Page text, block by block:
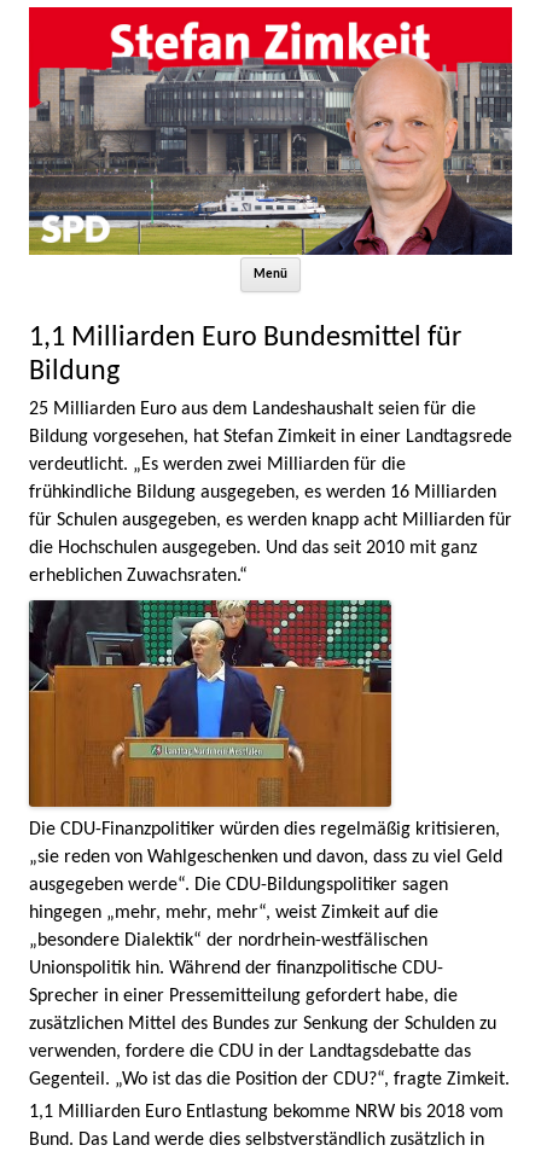
Menü
1,1 Milliarden Euro Bundesmittel für
Bildung
25 Milliarden Euro aus dem Landeshaushalt seien für die
Bildung vorgesehen, hat Stefan Zimkeit in einer Landtagsrede
verdeutlicht. „Es werden zwei Milliarden für die
frühkindliche Bildung ausgegeben, es werden 16 Milliarden
für Schulen ausgegeben, es werden knapp acht Milliarden für
die Hochschulen ausgegeben. Und das seit 2010 mit ganz
erheblichen Zuwachsraten.“
Die CDU-Finanzpolitiker würden dies regelmäßig kritisieren,
„sie reden von Wahlgeschenken und davon, dass zu viel Geld
ausgegeben werde“. Die CDU-Bildungspolitiker sagen
hingegen „mehr, mehr, mehr“, weist Zimkeit auf die
„besondere Dialektik“ der nordrhein-westfälischen
Unionspolitik hin. Während der finanzpolitische CDU-
Sprecher in einer Pressemitteilung gefordert habe, die
zusätzlichen Mittel des Bundes zur Senkung der Schulden zu
verwenden, fordere die CDU in der Landtagsdebatte das
Gegenteil. „Wo ist das die Position der CDU?“, fragte Zimkeit.
1,1 Milliarden Euro Entlastung bekomme NRW bis 2018 vom
Bund. Das Land werde dies selbstverständlich zusätzlich in